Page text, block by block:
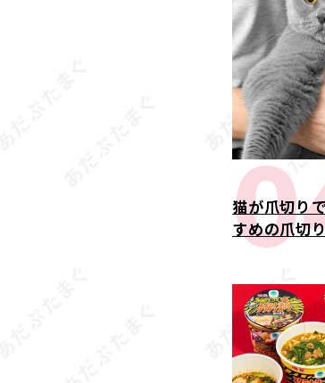
猫が爪切り
すめの爪切